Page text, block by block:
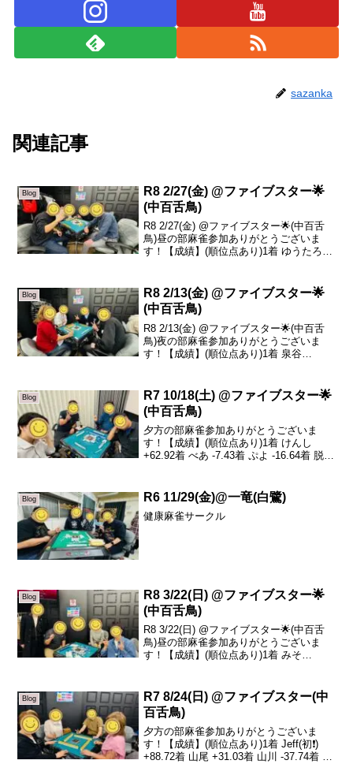
sazanka
関連記事
Blog
R8 2/27(金) @ファイブスター🌟
(中百舌鳥)
R8 2/27(金) @ファイブスター🌟(中百舌
鳥)昼の部麻雀参加ありがとうございま
す！【成績】(順位点あり)1着 ゆうたろう
ろうさ...
Blog
R8 2/13(金) @ファイブスター🌟
(中百舌鳥)
R8 2/13(金) @ファイブスター🌟(中百舌
鳥)夜の部麻雀参加ありがとうございま
す！【成績】(順位点あり)1着 泉谷
プは泉谷さんで...
Blog
R7 10/18(土) @ファイブスター🌟
(中百舌鳥)
夕方の部麻雀参加ありがとうございま
す！【成績】(順位点あり)1着 けんし
+62.92着 べあ -7.43着 ぷよ -16.64着 脱法
ゲームはなんと言ってもけ...
Blog R6 11/29(金)@一竜(白鷺)
健康麻雀サークル
Blog
R8 3/22(日) @ファイブスター🌟
(中百舌鳥)
R8 3/22(日) @ファイブスター🌟(中百舌
鳥)昼の部麻雀参加ありがとうございま
す！【成績】(順位点あり)1着 みそ
み...
Blog
R7 8/24(日) @ファイブスター(中
百舌鳥)
夕方の部麻雀参加ありがとうございま
す！【成績】(順位点あり)1着 Jeff(初❗️)
+88.72着 山尾 +31.03着 山川 -37.74着 え